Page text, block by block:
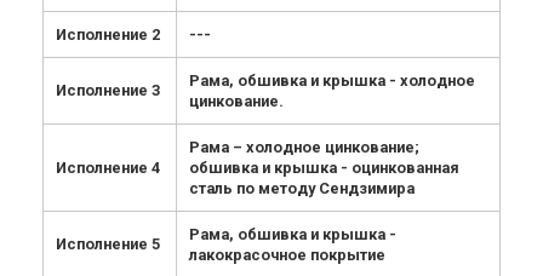
Исполнение 2 ---
Исполнение 3
Рама, обшивка и крышка - холодное
цинкование.
Исполнение 4
Рама – холодное цинкование;
обшивка и крышка - оцинкованная
сталь по методу Сендзимира
Исполнение 5
Рама, обшивка и крышка -
лакокрасочное покрытие